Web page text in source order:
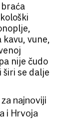
vune,
nije čudo
širi se dalje
najnoviji
i Hrvoja